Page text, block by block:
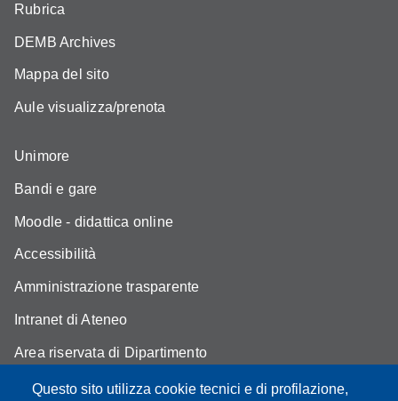
Questo sito utilizza cookie tecnici e di profilazione,
Rubrica
DEMB Archives
Mappa del sito
Aule visualizza/prenota
Unimore
Bandi e gare
Moodle - didattica online
Accessibilità
Amministrazione trasparente
Intranet di Ateneo
Area riservata di Dipartimento
Cambia idea sui cookie